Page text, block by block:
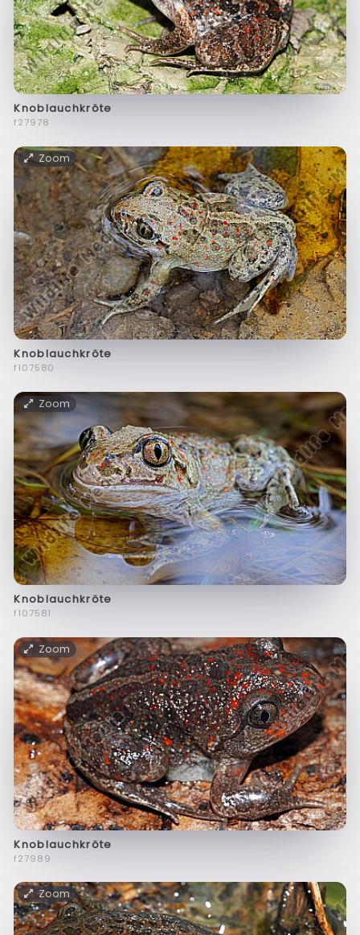
Knoblauchkröte
f27978
Zoom
Knoblauchkröte
f107580
Zoom
Knoblauchkröte
f107581
Zoom
Knoblauchkröte
f27989
Zoom